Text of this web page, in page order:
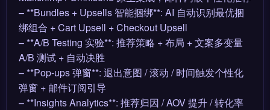
– **Bundles + Upsells 智能捆绑**: AI 自动识别最优捆
绑组合 + Cart Upsell + Checkout Upsell
– **A/B Testing 实验**: 推荐策略 + 布局 + 文案多变量
A/B 测试 + 自动决胜
– **Pop-ups 弹窗**: 退出意图 / 滚动 / 时间触发个性化
弹窗 + 邮件订阅引导
– **Insights Analytics**: 推荐归因 / AOV 提升 / 转化率